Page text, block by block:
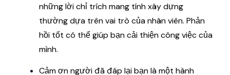
những lời chỉ trích mang tính xây dựng
thường dựa trên vai trò của nhân viên. Phản
hồi tốt có thể giúp bạn cải thiện công việc của
mình.
Cảm ơn người đã đáp lại bạn là một hành